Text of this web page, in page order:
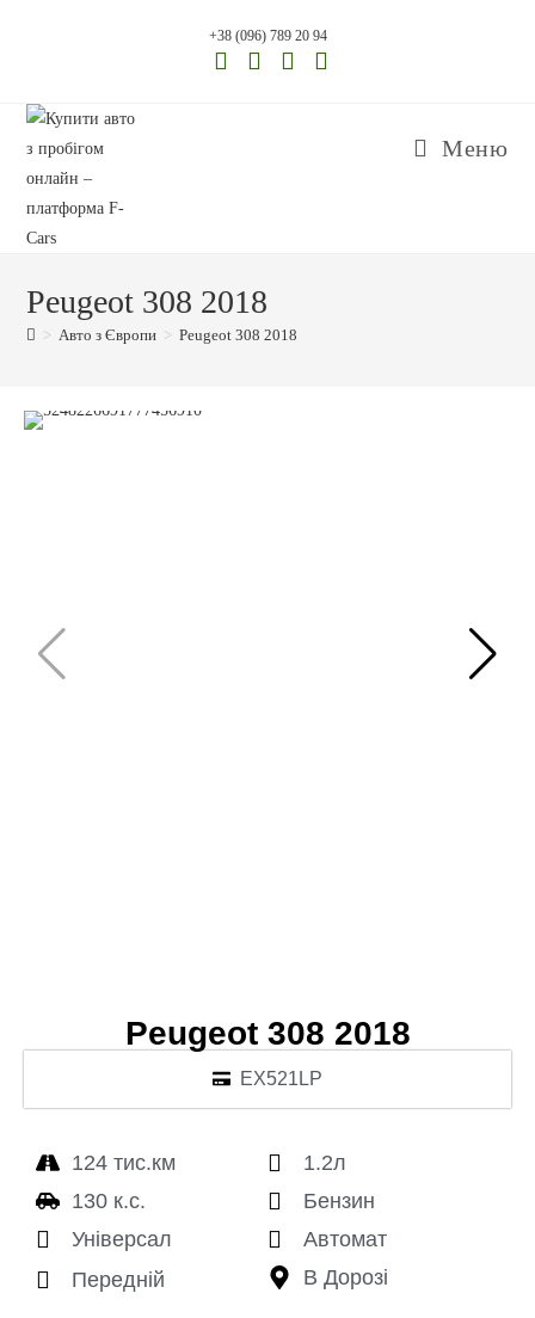
+38 (096) 789 20 94
Меню
Peugeot 308 2018
> Авто з Європи > Peugeot 308 2018
Peugeot 308 2018
EX521LP
124 тис.км
1.2л
130 к.с.
Бензин
Універсал
Автомат
Передній
В Дорозі